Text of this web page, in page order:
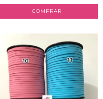
COMPRAR